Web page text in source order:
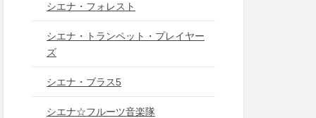
シエナ・フォレスト
シエナ・トランペット・プレイヤー
ズ
シエナ・ブラス5
シエナ☆フルーツ音楽隊